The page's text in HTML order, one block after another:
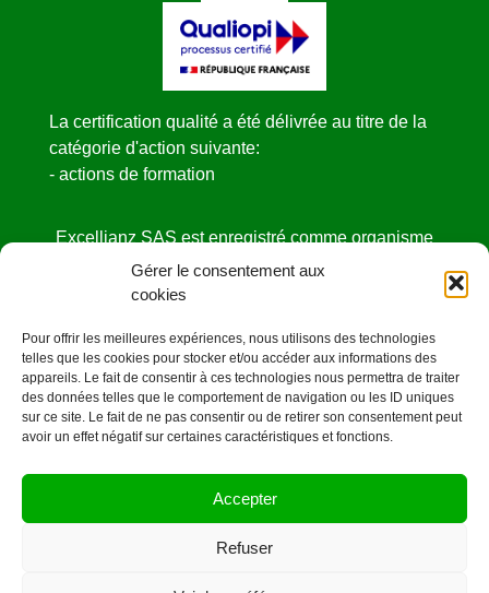
Gérer le consentement aux
cookies
Pour offrir les meilleures expériences, nous utilisons des technologies
telles que les cookies pour stocker et/ou accéder aux informations des
appareils. Le fait de consentir à ces technologies nous permettra de traiter
des données telles que le comportement de navigation ou les ID uniques
sur ce site. Le fait de ne pas consentir ou de retirer son consentement peut
avoir un effet négatif sur certaines caractéristiques et fonctions.
Accepter
Refuser
La certification qualité a été délivrée au titre de la
catégorie d'action suivante:
- actions de formation
Excellianz SAS est enregistré comme organisme
de formation
sous le NDA N° 52440841444 auprès de la
Cet enregistrement ne vaut pas agrément de l’état
Mentions légales
©OrangeCarre.fr -2020